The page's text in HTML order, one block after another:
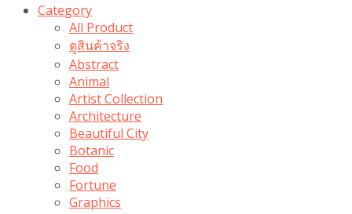
Category
All Product
ดูสินค้าจริง
Abstract
Animal
Artist Collection
Architecture
Beautiful City
Botanic
Food
Fortune
Graphics